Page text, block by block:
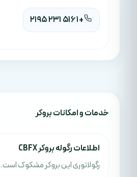
+1 516 231 2195
خدمات و امکانات بروکر
اطلاعات رگوله بروکر CBFX
رگولاتوری این بروکر مشکوک است.